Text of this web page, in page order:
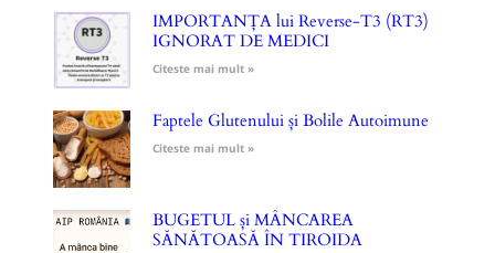
IMPORTANȚA lui Reverse-T3 (RT3)
IGNORAT DE MEDICI
Citeste mai mult »
Faptele Glutenului și Bolile Autoimune
Citeste mai mult »
BUGETUL și MÂNCAREA
SĂNĂTOASĂ ÎN TIROIDA